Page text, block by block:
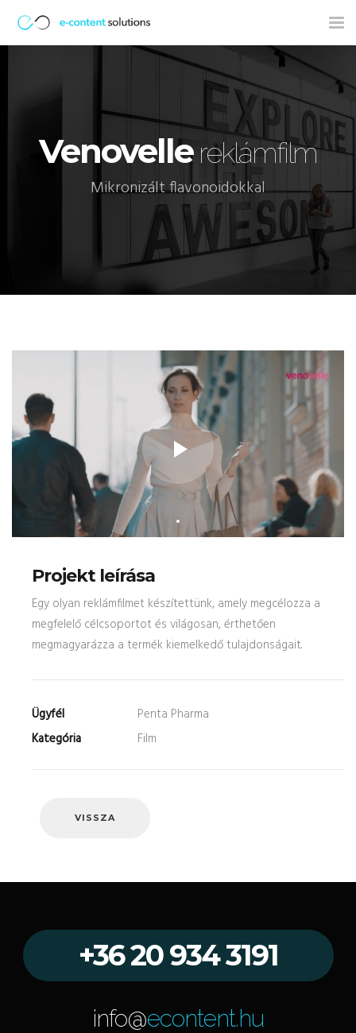
Venovellereklámfilm
Mikronizált flavonoidokkal
Projekt leírása
Egy olyan reklámfilmet készítettünk, amely megcélozza a
megfelelő célcsoportot és világosan, érthetően
megmagyarázza a termék kiemelkedő tulajdonságait.
Ügyfél
Penta Pharma
Kategória
Film
VISSZA
+36 20 934 3191
info@econtent.hu